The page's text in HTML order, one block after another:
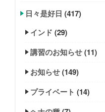
日々是好日 (417)
インド (29)
講習のお知らせ(11)
お知らせ(149)
プライベート (14)